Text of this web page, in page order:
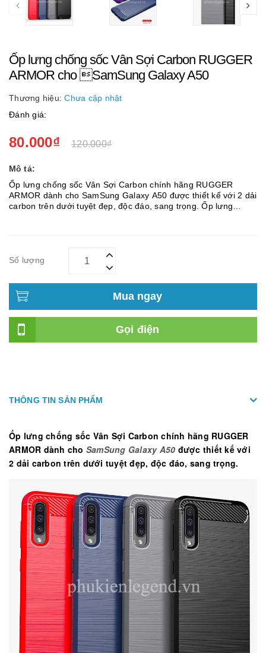
Ốp lưng chống sốc Vân Sợi Carbon RUGGER
ARMOR cho SamSung Galaxy A50
Thương hiệu: Chưa cập nhật
Đánh giá:
80.000₫ 120.000₫
Mô tả:
Ốp lưng chống sốc Vân Sợi Carbon chính hãng RUGGER
ARMOR dành cho SamSung Galaxy A50 được thiết kế với 2 dải
carbon trên dưới tuyệt đẹp, độc đáo, sang trọng. Ốp lưng
Số lượng
Mua ngay
Gọi điện
THÔNG TIN SẢN PHẨM
Ốp lưng chống sốc Vân Sợi Carbon chính hãng RUGGER
ARMOR dành cho SamSung Galaxy A50 được thiết kế với
2 dải carbon trên dưới tuyệt đẹp, độc đáo, sang trọng.